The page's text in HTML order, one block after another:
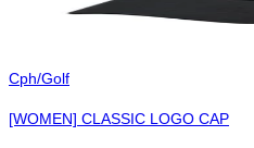
Cph/Golf
[WOMEN] CLASSIC LOGO CAP